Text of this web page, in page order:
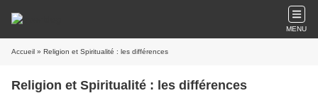
MENU
Accueil » Religion et Spiritualité : les différences
Religion et Spiritualité : les différences